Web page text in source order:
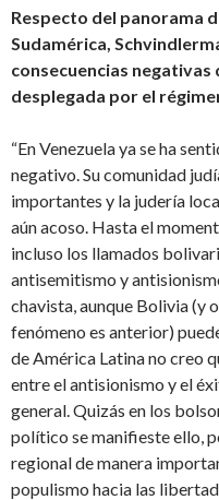
Respecto del panorama
Sudamérica,
consecuencias
desplegada por el
“En Venezuela ya se ha
negativo. Su comunidad
importantes y la judería
aún acoso. Hasta el
incluso los llamados
antisemitismo y
chavista, aunque Bolivia (y
fenómeno es anterior)
de América Latina no creo
entre el antisionismo y el
general. Quizás en los
político se manifieste ello,
regional de manera
populismo hacia las